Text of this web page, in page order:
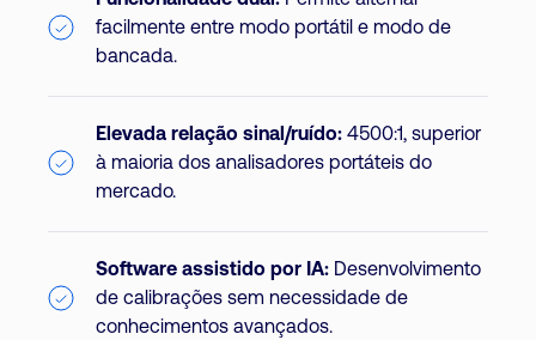
facilmente entre modo portátil e modo de
bancada.
Elevada relação sinal/ruído: 4500:1, superior
à maioria dos analisadores portáteis do
mercado.
Software assistido por IA: Desenvolvimento
de calibrações sem necessidade de
conhecimentos avançados.